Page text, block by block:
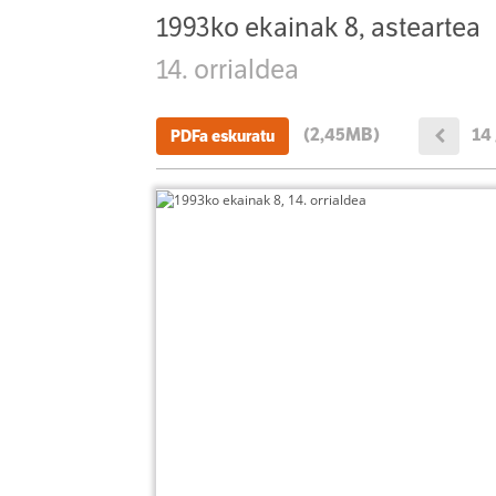
1993ko ekainak 8, asteartea
14. orrialdea
PDFa eskuratu (2,45MB) 14